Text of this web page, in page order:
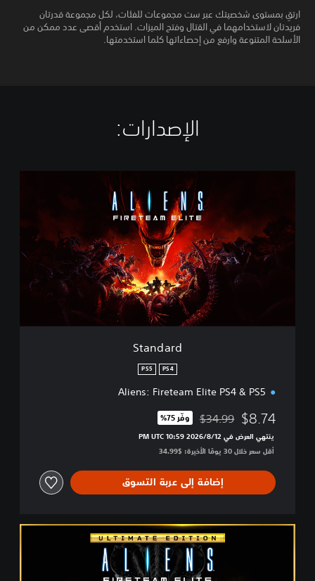
ارتقِ بمستوى شخصيتك عبر ست مجموعات للفئات، لكل مجموعة قدرتان
فريدتان لاستخدامهما في القتال وفتح الميزات. استخدم أقصى عدد ممكن من
الأسلحة المتنوعة وارفع من إحصاءاتها كلما استخدمتها.
الإصدارات:‏
d
a
Standard
PS4
PS5
Aliens: Fireteam Elite PS4 & PS5
$8.74 مخصوم من السعر الأصلي البالغ $34.99‏
$34.99 وفّر 75%‏
ينتهي العرض في 12‏/8‏/2026 10:59 PM UTC‏
أقل سعر خلال 30 يومًا الأخيرة: $34.99‏
إضافة إلى عربة التسوق